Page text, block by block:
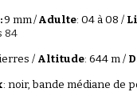
9 mm/Adulte: 04 à 08 /
84
/ Altitude:644m /
: noir,bande médiane de